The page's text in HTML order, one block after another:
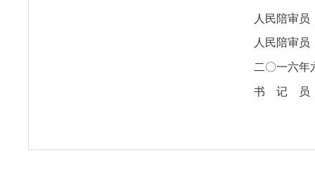
人民陪审
人民陪
二〇一六年
书 记